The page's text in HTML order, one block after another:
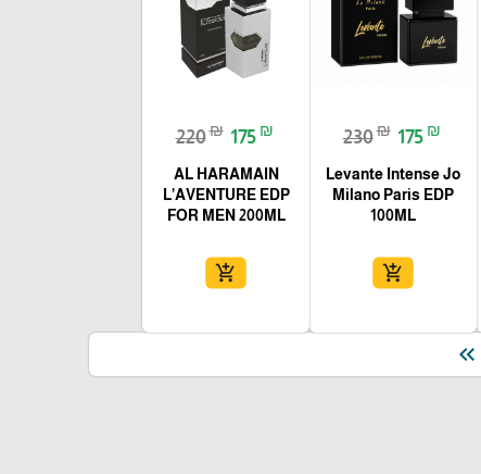
230₪ 175 ₪
Levante Intense Jo
Milano Paris EDP
100ML
add_shopping_cart
220₪ 175 ₪
AL HARAMAIN
L’AVENTURE EDP
FOR MEN 200ML
add_shopping_cart
keyboard_double_arrow_left